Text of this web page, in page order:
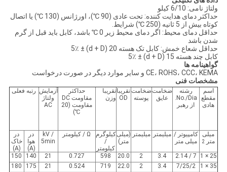
ولتاژ نامی: 6/10 کیلو
حداکثر دمای هدایت کننده: تحت عادی (90 ℃)، اورژانس (130 ℃) یا اتصال
کوتاه بیش از 5 ثانیه (250 ℃) شرایط.
حداقل دمای محيط: اگر دمای محیط زیر 0 ℃ باشد، کابل باید قبل از گرم
شدن باشد
حداقل شعاع خمش: کابل تک هسته 20 (d + D) ± 5٪
کابل چند هسته 15 (d + D) ± 5٪
گواهینامه ها
CE، ROHS، CCC، KEMA و سایر موارد دیگر در صورت درخواست
مشخصات فنی
اسم
مقطع
هادی
رشته
No./Dia.
از رهبر
ضخامت
عایق
ضخامت
پوسته
تقریبا
OD
تقریبا
وزن
حداکثر
مقاومت DC
مقاومت (20
℃)
آزمایش
ولتاژ
AC
رتبه فعلی
میلی
متر 2
کامپیوتر /
میلی متر
میلیمتر میلیمتر (میلی
متر)
کیلوگرم
/
کیلومتر
Ω / کیلومتر
kV /
5min
در
هوا
(A)
در
خاک
(A)
25 × 1
7 / 2.14
3.4
2
20.0
598
0.727
21
140
150
35 × 1
7/25/2
3.4
2
22.0
719
0.524
21
175
180